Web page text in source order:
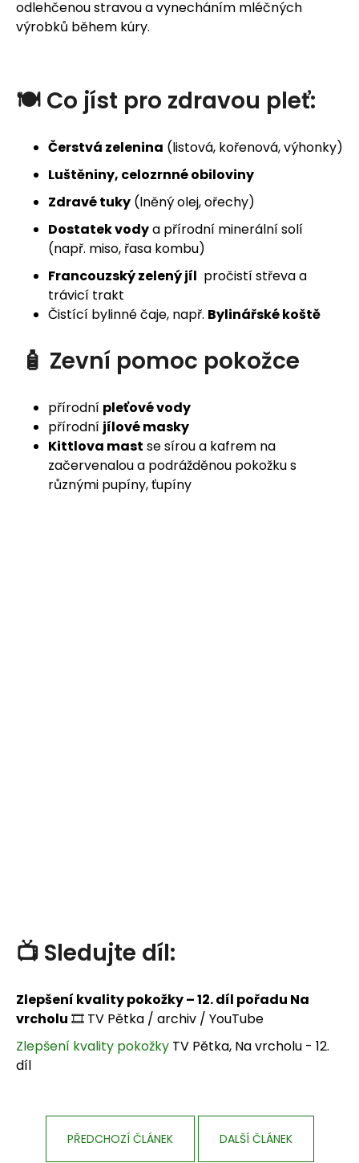
odlehčenou stravou a vynecháním mléčných
výrobků během kúry.
🍽️ Co jíst pro zdravou pleť:
Čerstvá zelenina (listová, kořenová, výhonky)
Luštěniny, celozrnné obiloviny
Zdravé tuky (lněný olej, ořechy)
Dostatek vodya přírodní minerální solí
(např. miso, řasa kombu)
Francouzský zelený jíl pročistí střeva a
trávicí trakt
Čistící bylinné čaje, např. Bylinářské koště
🧴 Zevní pomoc pokožce
přírodní pleťové vody
přírodní jílové masky
Kittlova mast se sírou a kafrem na
začervenalou a podrážděnou pokožku s
různými pupíny, ťupíny
📺 Sledujte díl:
Zlepšení kvality pokožky – 12. díl pořadu Na
vrcholu 🎞️ TV Pětka / archiv / YouTube
Zlepšení kvality pokožky TV Pětka, Na vrcholu - 12.
díl
PŘEDCHOZÍ ČLÁNEK DALŠÍ ČLÁNEK